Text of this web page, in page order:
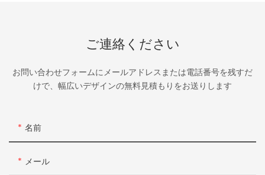
ご連絡ください
お問い合わせフォームにメールアドレスまたは電話番号を残すだ
けで、幅広いデザインの無料見積もりをお送りします
名前
メール